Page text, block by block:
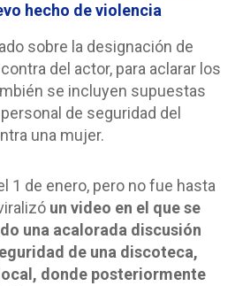
hecho de violencia
sobre la designación de
del actor, para aclarar los
se incluyen supuestas
de seguridad del
una mujer.
1 de enero, pero no fue hasta
un video en el que se
una acalorada discusión
de una discoteca,
donde posteriormente